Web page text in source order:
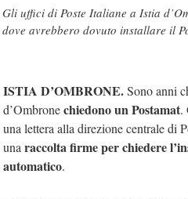
Gli uffici di Poste Italiane a Istia
dove avrebbero dovuto installare il
ISTIA D’OMBRONE.Sono anni
d’Ombronechiedono un Postamat.
una lettera alla direzione centrale di
una raccolta firme per chiedere
automatico.